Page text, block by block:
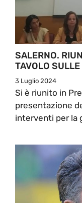
SALERNO.
TAVOLO
3 Luglio 2024
Si è riunito in
presentazione
interventi per la